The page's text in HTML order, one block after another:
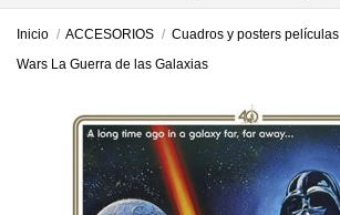
Inicio ACCESORIOS Cuadros y posters películas
Wars La Guerra de las Galaxias